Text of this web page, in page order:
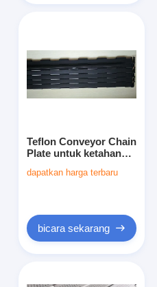
Teflon Conveyor Chain
Plate untuk ketahanan
dapatkan harga terbaru
bicara sekarang